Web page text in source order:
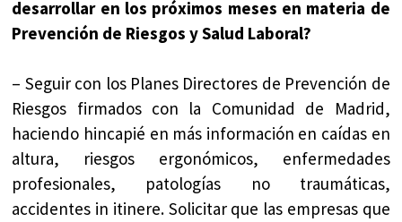
desarrollar en los próximos meses en materia de
Prevención de Riesgos y Salud Laboral?
– Seguir con los Planes Directores de Prevención de
Riesgos firmados con la Comunidad de Madrid,
haciendo hincapié en más información en caídas en
altura, riesgos ergonómicos, enfermedades
profesionales, patologías no traumáticas,
accidentes in itinere. Solicitar que las empresas que